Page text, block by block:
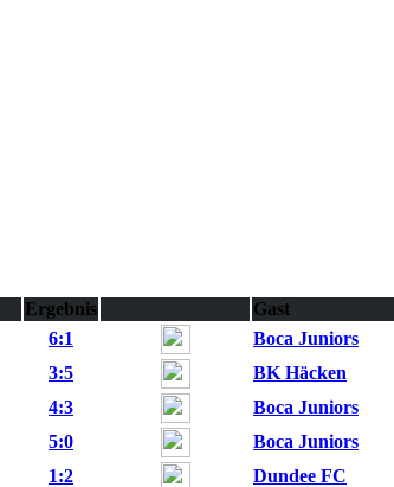
Ergebnis Gast
6:1 Boca Juniors
3:5 BK Häcken
4:3 Boca Juniors
5:0 Boca Juniors
1:2 Dundee FC